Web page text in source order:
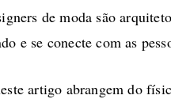
de moda são
e se conecte com as
artigo abrangem do